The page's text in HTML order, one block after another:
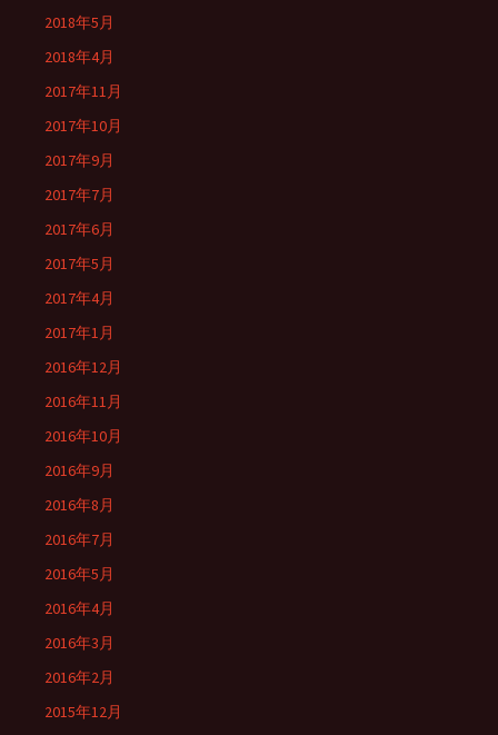
2018年5月
2018年4月
2017年11月
2017年10月
2017年9月
2017年7月
2017年6月
2017年5月
2017年4月
2017年1月
2016年12月
2016年11月
2016年10月
2016年9月
2016年8月
2016年7月
2016年5月
2016年4月
2016年3月
2016年2月
2015年12月